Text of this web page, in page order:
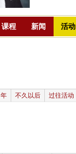
课程 新闻 活动
年 不久以后 过往活动